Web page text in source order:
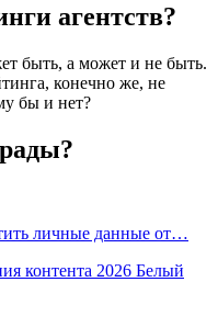
агентств?
быть, а может и не быть.
конечно же, не
бы и нет?
личные данные от…
контента 2026 Белый